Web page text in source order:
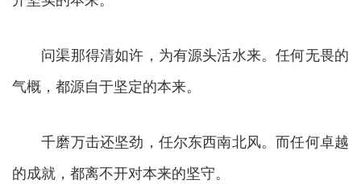
问渠那得清如许，为有源头活水来。任何无畏的
气概，都源自于坚定的本来。
千磨万击还坚劲，任尔东西南北风。而任何卓越
的成就，都离不开对本来的坚守。